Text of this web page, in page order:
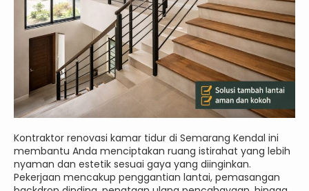
Kontraktor renovasi kamar tidur di Semarang Kendal ini
membantu Anda menciptakan ruang istirahat yang lebih
nyaman dan estetik sesuai gaya yang diinginkan.
Pekerjaan mencakup penggantian lantai, pemasangan